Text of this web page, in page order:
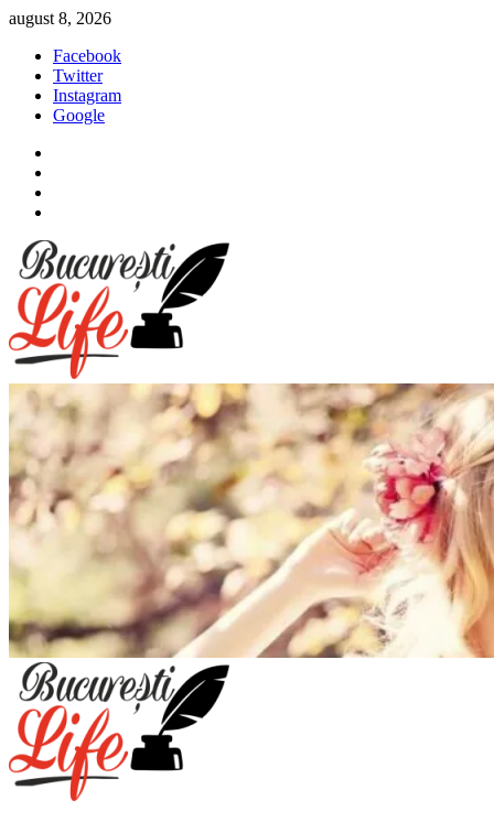
Sari
conținut
august 8, 2026
Facebook
Twitter
Instagram
Google
Meniu
principal